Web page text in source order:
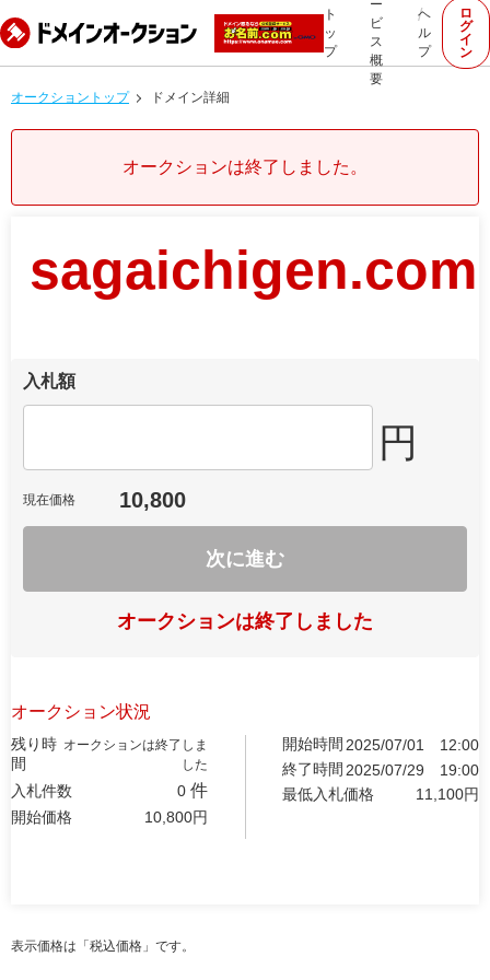
ト
ッ
プ
ー
ビ
ス
概
要
ヘ
ル
プ
ロ
グ
イ
ン
オークショントップ ドメイン詳細
オークションは終了しました。
sagaichigen.com
入札額
円
現在価格 10,800
次に進む
オークションは終了しました
オークション状況
残り時
間
オークションは終了しま
した
入札件数 0 件
開始価格 10,800円
開始時間 2025/07/01
12:00
終了時間 2025/07/29
19:00
最低入札価格
11,100円
表示価格は「税込価格」です。